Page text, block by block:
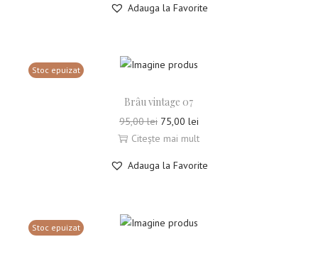
Adauga la Favorite
Stoc epuizat
Brâu vintage 07
95,00lei 75,00 lei
Citește mai mult
Adauga la Favorite
Stoc epuizat